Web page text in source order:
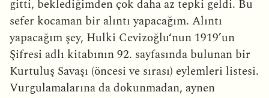
gitti, beklediğimden çok daha az tepki geldi. Bu
sefer kocaman bir alıntı yapacağım. Alıntı
yapacağım şey, Hulki Cevizoğlu‘nun 1919’un
Şifresi adlı kitabının 92. sayfasında bulunan bir
Kurtuluş Savaşı (öncesi ve sırası) eylemleri listesi.
Vurgulamalarına da dokunmadan, aynen